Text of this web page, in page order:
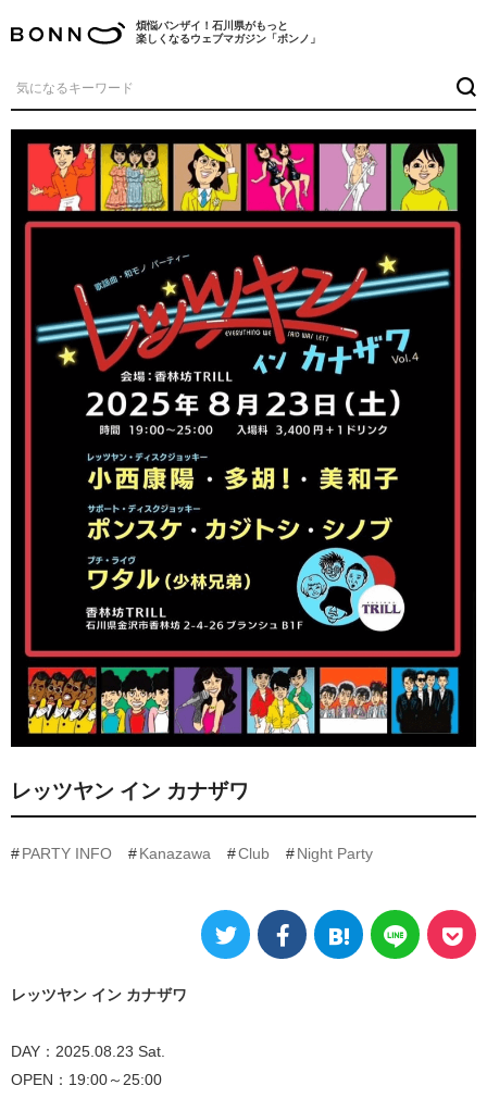
煩悩バンザイ！石川県がもっと
楽しくなるウェブマガジン「ボンノ」
レッツヤン イン カナザワ
PARTY INFO Kanazawa Club Night Party
レッツヤン イン カナザワ
DAY：2025.08.23 Sat.
OPEN：19:00～25:00